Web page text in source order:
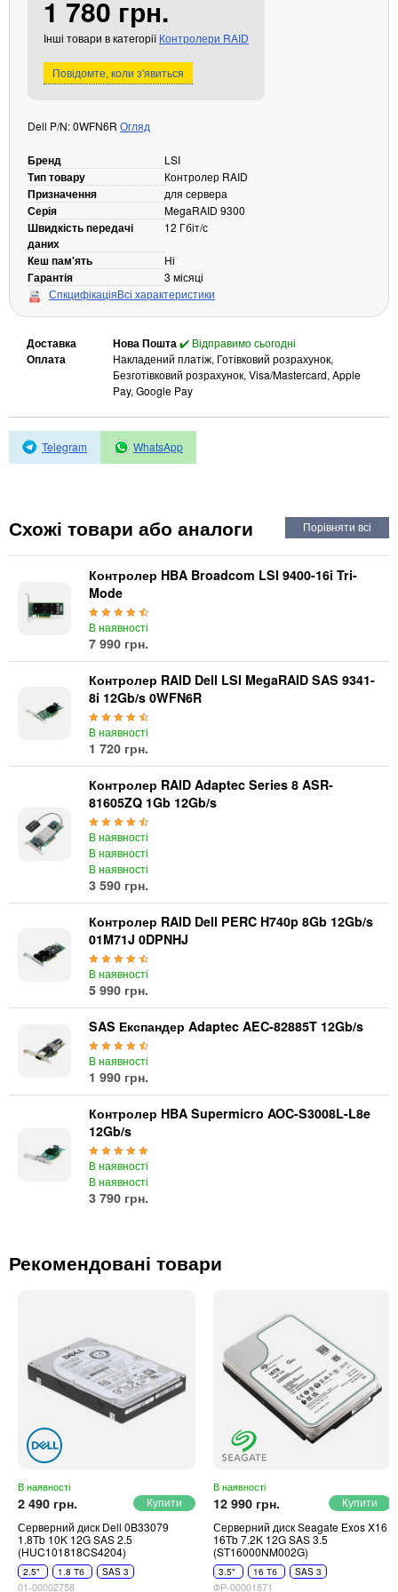
Кабелі та роз'єми
Хаби і кардридери
Павербанки
Аксесуари для ноутбуків
Акумулятори
Зовнішні блоки живлення
Периферійні пристрої
Монітори
Клавіатури, миші, комплекти
Відеоспостереження
IP-камери
Автономне живлення
Автоматичні вимикачі
Інвертори напруги
Акумулятори для ДБЖ
1 780 грн.
Інші товари в категоріїКонтролери RAID
Повідомте, коли з'явиться
Dell P/N: 0WFN6R Огляд
Бренд LSI
Тип товару Контролер RAID
Призначення для сервера
Серія MegaRAID 9300
Швидкість передачі
даних
12 Гбіт/с
Кеш пам'ять Ні
Гарантія
3 місяці
СпкцифікаціяВсі характеристики
Доставка Нова Пошта✔️ Відправимо сьогодні
Оплата
Накладений платіж, Готівковий розрахунок,
Безготівковий розрахунок, Visa/Mastercard, Apple
Pay, Google Pay
Telegram WhatsApp
Схожі товари або аналоги
Контролер HBA Broadcom LSI 9400-16i Tri-
Mode
В наявності
7 990 грн.
Контролер RAID Dell LSI MegaRAID SAS 9341-
8i 12Gb/s 0WFN6R
В наявності
1 720 грн.
Контролер RAID Adaptec Series 8 ASR-
81605ZQ 1Gb 12Gb/s
В наявності
В наявності
В наявності
3 590 грн.
Контролер RAID Dell PERC H740p 8Gb 12Gb/s
01M71J 0DPNHJ
В наявності
5 990 грн.
SAS Експандер Adaptec AEC-82885T 12Gb/s
В наявності
1 990 грн.
Контролер HBA Supermicro AOC-S3008L-L8e
12Gb/s
В наявності
В наявності
3 790 грн.
Рекомендовані товари
В наявності
2 490 грн.
Серверний диск Dell 0B33079
1.8Tb 10K 12G SAS 2.5
(HUC101818CS4204)
2.5" 1.8 Тб SAS 3
01-00002758
В наявності
12 990 грн.
Серверний диск Seagate Exos X16
16Tb 7.2K 12G SAS 3.5
(ST16000NM002G)
3.5" 16 Тб SAS 3
ФР-00001871